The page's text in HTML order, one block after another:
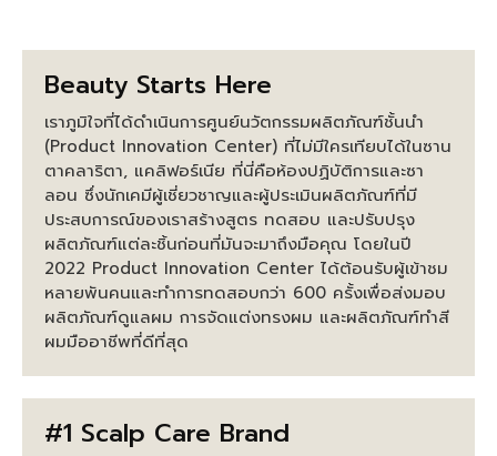
Beauty Starts Here
เราภูมิใจที่ได้ดำเนินการศูนย์นวัตกรรมผลิตภัณฑ์ชั้นนำ
(Product Innovation Center) ที่ไม่มีใครเทียบได้ในซาน
ตาคลาริตา, แคลิฟอร์เนีย ที่นี่คือห้องปฏิบัติการและซา
ลอน ซึ่งนักเคมีผู้เชี่ยวชาญและผู้ประเมินผลิตภัณฑ์ที่มี
ประสบการณ์ของเราสร้างสูตร ทดสอบ และปรับปรุง
ผลิตภัณฑ์แต่ละชิ้นก่อนที่มันจะมาถึงมือคุณ โดยในปี
2022 Product Innovation Center ได้ต้อนรับผู้เข้าชม
หลายพันคนและทำการทดสอบกว่า 600 ครั้งเพื่อส่งมอบ
ผลิตภัณฑ์ดูแลผม การจัดแต่งทรงผม และผลิตภัณฑ์ทำสี
ผมมืออาชีพที่ดีที่สุด
#1 Scalp Care Brand